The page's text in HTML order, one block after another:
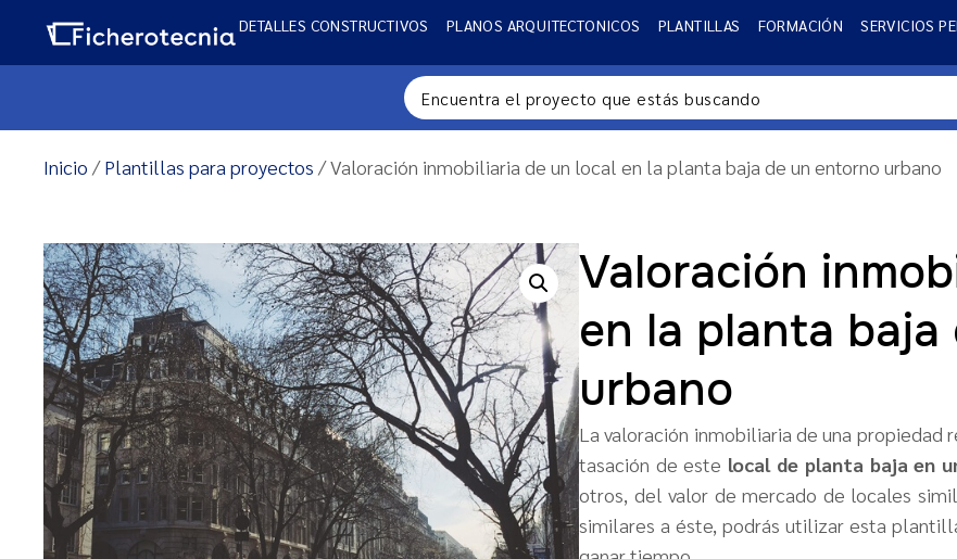
DETALLES CONSTRUCTIVOS PLANOS ARQUITECTONICOS PLANTILLAS FORMACIÓN SERVICIOS
Inicio /Plantillas para proyectos / Valoración inmobiliaria de un local en la planta baja de un entorno urbano
Valoración
en la planta
urbano
La valoración inmobiliaria de una propiedad
tasación de este local de planta baja en
otros, del valor de mercado de locales
similares a éste, podrás utilizar esta